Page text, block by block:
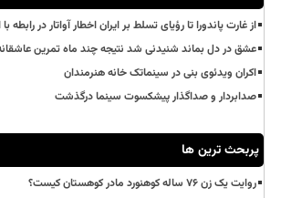
از غارت پاندورا تا رؤیای تسلط بر ایران اخطار آواتار در
عشق در دل بماند شنیدنی شد نتیجه چند ماه تمرین
اکران ویدئوی بنی در سینماتک خانه هنرمندان
صدابردار و صداگذار پیشکسوت سینما درگذشت
پربحث ترین ها
روایت یک زن ۷۶ ساله کوهنورد مادر کوهستان کیست؟